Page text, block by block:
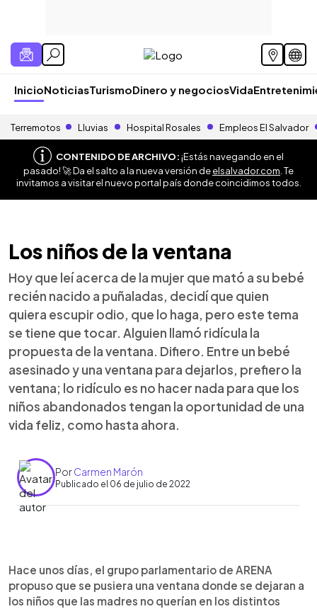
InicioNoticiasTurismoDinero y negociosVida
Terremotos Lluvias Hospital Rosales Empleos El Salvador
CONTENIDO DE ARCHIVO:¡Estás navegando en el
pasado! 🚀 Da el salto a la nueva versión deelsalvador.com . Te
invitamos a visitar el nuevo portal país donde coincidimos todos.
Los niños de la ventana
Hoy que leí acerca de la mujer que mató a su bebé
recién nacido a puñaladas, decidí que quien
quiera escupir odio, que lo haga, pero este tema
se tiene que tocar. Alguien llamó ridícula la
propuesta de la ventana. Difiero. Entre un bebé
asesinado y una ventana para dejarlos, prefiero la
ventana; lo ridículo es no hacer nada para que los
niños abandonados tengan la oportunidad de una
vida feliz, como hasta ahora.
PorCarmen Marón
Publicado el 06 de julio de 2022
Escuchar artículo
Hace unos días, el grupo parlamentario de ARENA
propuso que se pusiera una ventana donde se dejaran a
los niños que las madres no querían en los distintos